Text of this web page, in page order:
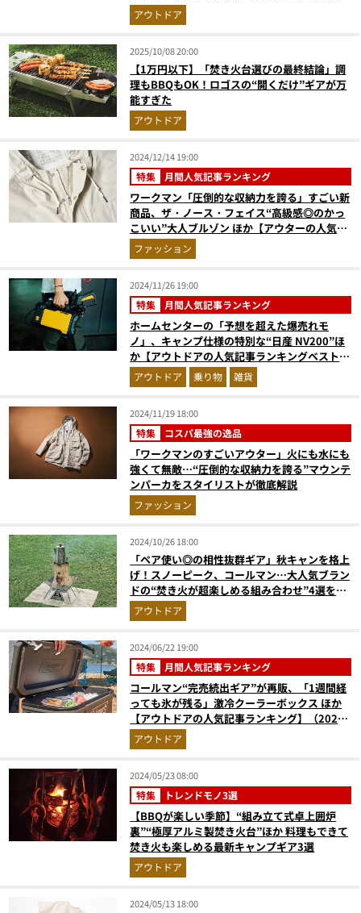
事ランキングベスト3】（2025年10月版）
アウトドア
2025/10/08 20:00
【1万円以下】「焚き火台選びの最終結論」調
理もBBQもOK！ロゴスの“開くだけ”ギアが万
能すぎた
アウトドア
2024/12/14 19:00
特集 月間人気記事ランキング
ワークマン「圧倒的な収納力を誇る」すごい新
商品、ザ・ノース・フェイス“高級感◎のかっ
こいい”大人ブルゾン ほか【アウターの人気記
事ランキングベスト3】（2024年11月版）
ファッション
2024/11/26 19:00
特集 月間人気記事ランキング
ホームセンターの「予想を超えた爆売れモ
ノ」、キャンプ仕様の特別な“日産 NV200”ほ
か【アウトドアの人気記事ランキングベスト
3】（2024年10月版）
アウトドア 乗り物 雑貨
2024/11/19 18:00
特集 コスパ最強の逸品
「ワークマンのすごいアウター」火にも水にも
強くて無敵…“圧倒的な収納力を誇る”マウンテ
ンパーカをスタイリストが徹底解説
ファッション
2024/10/26 18:00
「ペア使い◎の相性抜群ギア」秋キャンを格上
げ！スノーピーク、コールマン…大人気ブラン
ドの“焚き火が超楽しめる組み合わせ”4選をプ
ロが徹底解説
アウトドア
2024/06/22 19:00
特集 月間人気記事ランキング
コールマン“完売続出ギア”が再販、「1週間経
っても氷が残る」激冷クーラーボックス ほか
【アウトドアの人気記事ランキング】（2024
年5月版）
アウトドア
2024/05/23 08:00
特集 トレンドモノ3選
【BBQが楽しい季節】“組み立て式卓上囲炉
裏”“極厚アルミ製焚き火台”ほか 料理もできて
焚き火も楽しめる最新キャンプギア3選
アウトドア
2024/05/13 18:00